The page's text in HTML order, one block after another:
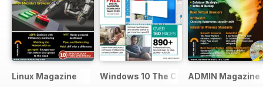
Linux Magazine Windows 10 The Complete Manual
ADMIN Magazine